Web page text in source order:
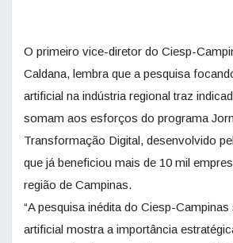
O primeiro vice-diretor do Ciesp-
Caldana, lembra que a pesquisa
artificial na indústria regional traz
somam aos esforços do programa
Transformação Digital, desenvolvido
que já beneficiou mais de 10 mil
região de Campinas.
“A pesquisa inédita do Ciesp-
artificial mostra a importância